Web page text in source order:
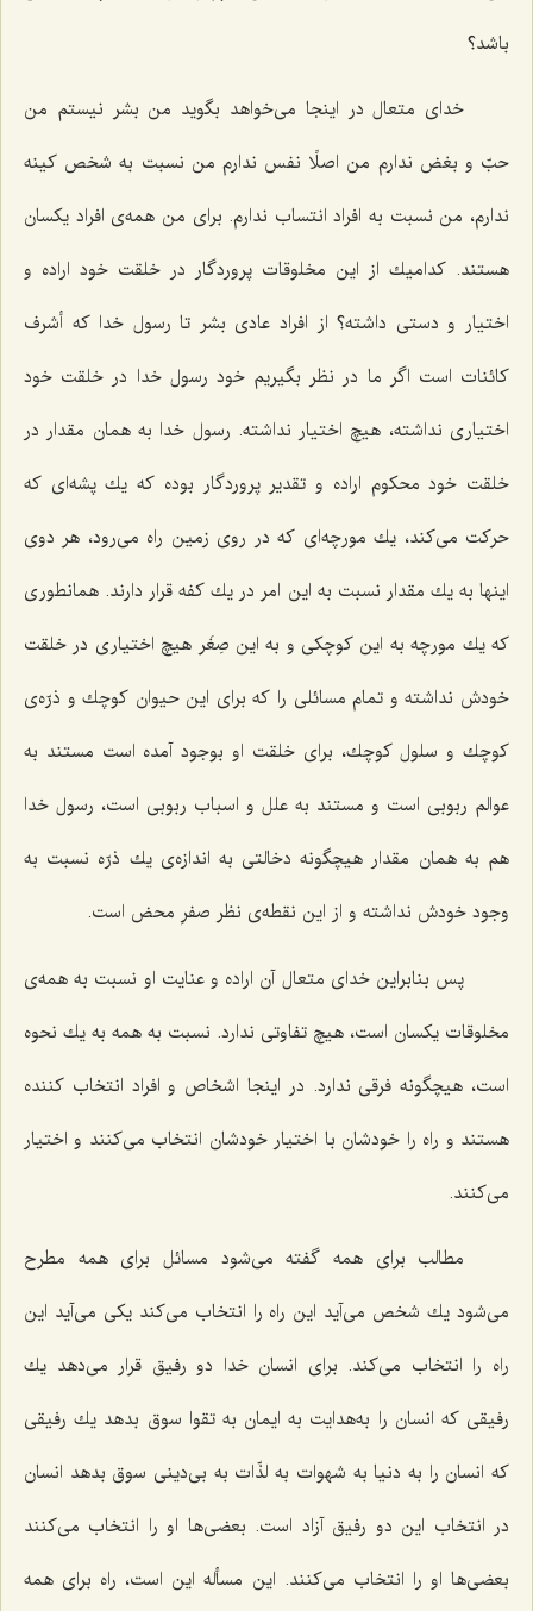
باشد؟
خدای متعال در اینجا می‌خواهد بگوید من بشر نیستم من
حبّ و بغض ندارم من اصلًا نفس ندارم من نسبت به شخص كینه
ندارم، من نسبت به افراد انتساب ندارم. برای من همه‌ی افراد یكسان
هستند. كدامیك از این مخلوقات پروردگار در خلقت خود اراده و
اختیار و دستی داشته؟ از افراد عادی بشر تا رسول خدا كه أشرف
كائنات است اگر ما در نظر بگیریم خود رسول خدا در خلقت خود
اختیاری نداشته، هیچ اختیار نداشته. رسول خدا به همان مقدار در
خلقت خود محكوم اراده و تقدیر پروردگار بوده كه یك پشه‌ای كه
حركت می‌كند، یك مورچه‌ای كه در روی زمین راه می‌رود، هر دوی
اینها به یك مقدار نسبت به این امر در یك كفه قرار دارند. همانطوری
كه یك مورچه به این كوچكی و به این صِغَر هیچ اختیاری در خلقت
خودش نداشته و تمام مسائلی را كه برای این حیوان كوچك و ذرّه‌ی
كوچك و سلول كوچك، برای خلقت او بوجود آمده است مستند به
عوالم ربوبی است و مستند به علل و اسباب ربوبی است، رسول خدا
هم به همان مقدار هیچگونه دخالتی به اندازه‌ی یك ذرّه نسبت به
وجود خودش نداشته و از این نقطه‌ی نظر صفرِ محض است.
پس بنابراین خدای متعال آن اراده و عنایت او نسبت به همه‌ی
مخلوقات یكسان است، هیچ تفاوتی ندارد. نسبت به همه به یك نحوه
است، هیچگونه فرقی ندارد. در اینجا اشخاص و افراد انتخاب كننده
هستند و راه را خودشان با اختیار خودشان انتخاب می‌كنند و اختیار
می‌كنند.
مطالب برای همه گفته می‌شود مسائل برای همه مطرح
می‌شود یك شخص می‌آید این راه را انتخاب می‌كند یكی می‌آید این
راه را انتخاب می‌كند. برای انسان خدا دو رفیق قرار می‌دهد یك
رفیقی كه انسان را به‌هدایت به ایمان به تقوا سوق بدهد یك رفیقی
كه انسان را به دنیا به شهوات به لذّات به بی‌دینی سوق بدهد انسان
در انتخاب این دو رفیق آزاد است. بعضی‌ها او را انتخاب می‌كنند
بعضی‌ها او را انتخاب می‌كنند. این مسأله این است، راه برای همه